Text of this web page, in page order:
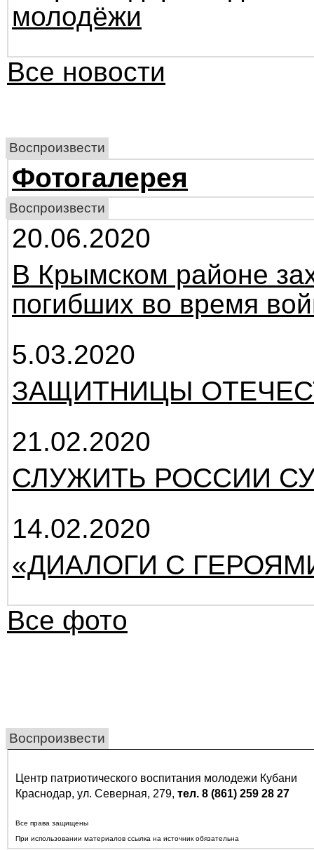
молодёжи
Все новости
Воспроизвести
Фотогалерея
Воспроизвести
20.06.2020
В Крымском районе
погибших во время
5.03.2020
ЗАЩИТНИЦЫ
21.02.2020
СЛУЖИТЬ РОССИИ
14.02.2020
«ДИАЛОГИ С
Все фото
Воспроизвести
Центр патриотического воспитания молодежи Кубани
Краснодар, ул. Северная, 279, тел. 8 (861) 259 28 27
Все права защищены
При использовании материалов ссылка на источник обязательна